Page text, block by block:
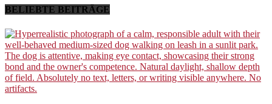
BELIEBTE BEITRÄGE